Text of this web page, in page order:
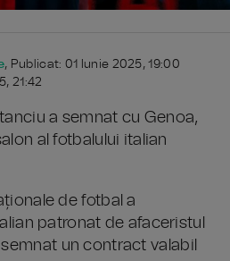
, Publicat: 01 Iunie 2025, 19:00
21:42
a semnat cu Genoa,
al fotbalului italian
de fotbal a
patronat de afaceristul
un contract valabil